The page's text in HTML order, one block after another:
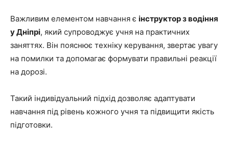
Важливим елементом навчання є інструктор з водіння
у Дніпрі, який супроводжує учня на практичних
заняттях. Він пояснює техніку керування, звертає увагу
на помилки та допомагає формувати правильні реакції
на дорозі.
Такий індивідуальний підхід дозволяє адаптувати
навчання під рівень кожного учня та підвищити якість
підготовки.